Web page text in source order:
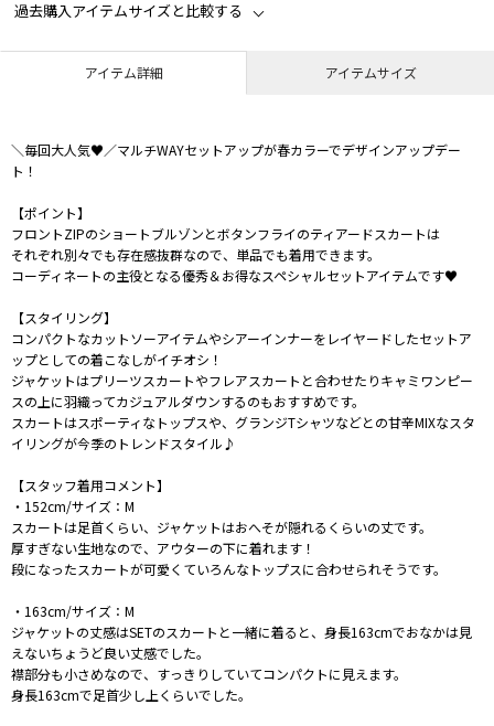
過去購入アイテムサイズと比較する
アイテム詳細 アイテムサイズ
＼毎回大人気♥／マルチWAYセットアップが春カラーでデザインアップデー
ト！
【ポイント】
フロントZIPのショートブルゾンとボタンフライのティアードスカートは
それぞれ別々でも存在感抜群なので、単品でも着用できます。
コーディネートの主役となる優秀＆お得なスペシャルセットアイテムです♥
【スタイリング】
コンパクトなカットソーアイテムやシアーインナーをレイヤードしたセットア
ップとしての着こなしがイチオシ！
ジャケットはプリーツスカートやフレアスカートと合わせたりキャミワンピー
スの上に羽織ってカジュアルダウンするのもおすすめです。
スカートはスポーティなトップスや、グランジTシャツなどとの甘辛MIXなスタ
イリングが今季のトレンドスタイル♪
【スタッフ着用コメント】
・152cm/サイズ：M
スカートは足首くらい、ジャケットはおへそが隠れるくらいの丈です。
厚すぎない生地なので、アウターの下に着れます！
段になったスカートが可愛くていろんなトップスに合わせられそうです。
・163cm/サイズ：M
ジャケットの丈感はSETのスカートと一緒に着ると、身長163cmでおなかは見
えないちょうど良い丈感でした。
襟部分も小さめなので、すっきりしていてコンパクトに見えます。
身長163cmで足首少し上くらいでした。